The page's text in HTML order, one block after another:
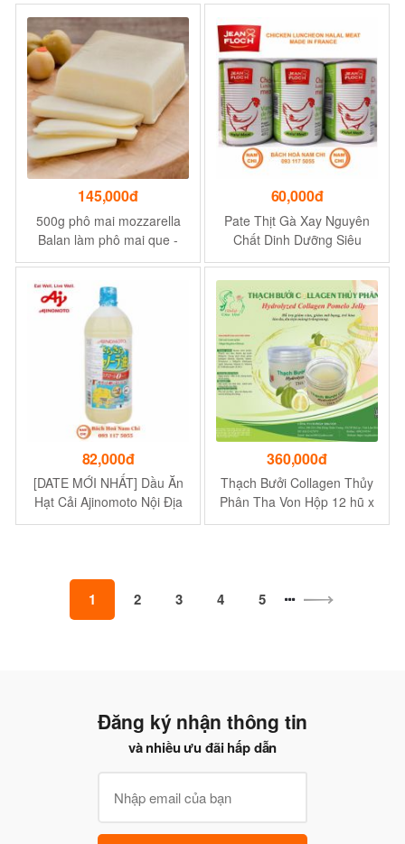
145,000đ
500g phô mai mozzarella
Balan làm phô mai que -
Xuất xứ Balan
60,000đ
Pate Thịt Gà Xay Nguyên
Chất Dinh Dưỡng Siêu
Ngon Siêu Hao Cơm 400g
(Hàng Pháp Nội Địa)
82,000đ
[DATE MỚI NHẤT] Dầu Ăn
Hạt Cải Ajinomoto Nội Địa
Nhật Bản
360,000đ
Thạch Bưởi Collagen Thủy
Phân Tha Von Hộp 12 hũ x
25 gam Hỗ trợ giảm cân ,
1 2 3 4 5
Đăng ký nhận thông tin
và nhiều ưu đãi hấp dẫn